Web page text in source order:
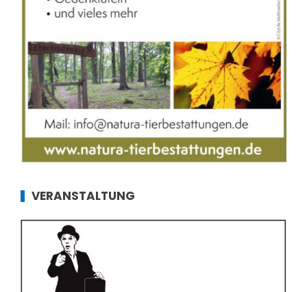
VERANSTALTUNG